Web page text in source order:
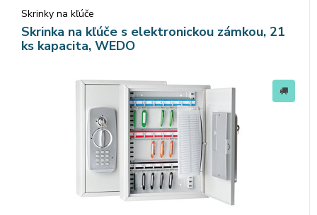
Skrinky na kľúče
Skrinka na kľúče s elektronickou zámkou, 21
ks kapacita, WEDO